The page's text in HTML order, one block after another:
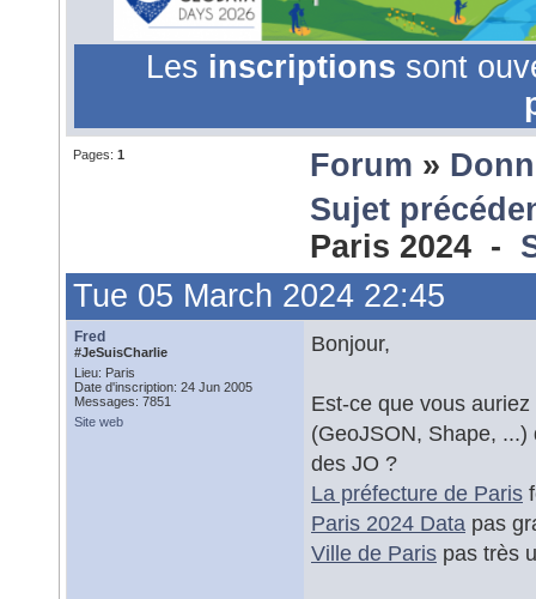
Les inscriptions sont
Pages: 1 Forum »
Sujet
Paris 2024 -
Tue 05 March 2024 22:45
Fred
#JeSuisCharlie
Lieu: Paris
Date d'inscription: 24 Jun 2005
Messages: 7851
Site web
Bonjour,
Est-ce que vous
(GeoJSON, Shape,
des JO ?
La préfecture de Paris
Paris 2024 Data pas
Ville de Paris pas très